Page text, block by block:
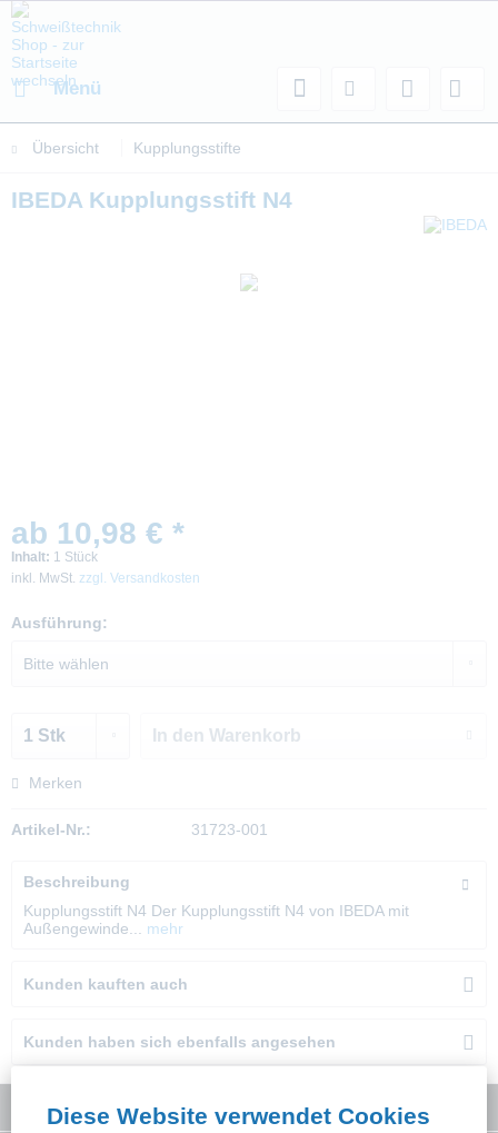
Menü
Übersicht Kupplungsstifte
IBEDA Kupplungsstift N4
ab 10,98 € *
Inhalt: 1 Stück
inkl. MwSt. zzgl. Versandkosten
Ausführung:
In den Warenkorb
Merken
Artikel-Nr.: 31723-001
Beschreibung
Kupplungsstift N4 Der Kupplungsstift N4 von IBEDA mit
Außengewinde...
mehr
Kunden kauften auch
Kunden haben sich ebenfalls angesehen
Service Hotline
Diese Website verwendet Cookies